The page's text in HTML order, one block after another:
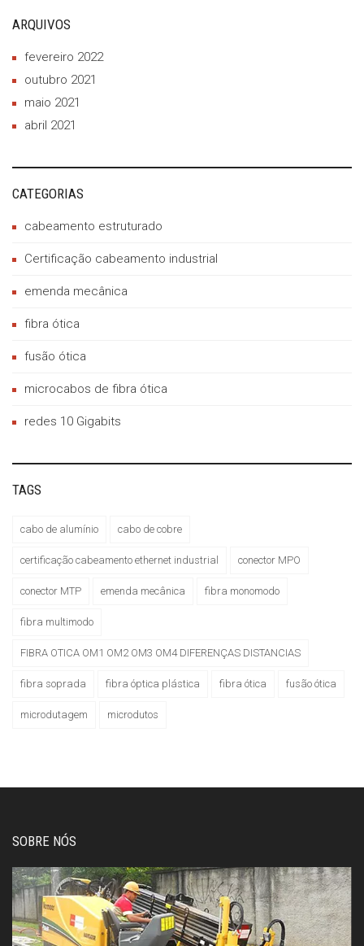
ARQUIVOS
fevereiro 2022
outubro 2021
maio 2021
abril 2021
CATEGORIAS
cabeamento estruturado
Certificação cabeamento industrial
emenda mecânica
fibra ótica
fusão ótica
microcabos de fibra ótica
redes 10 Gigabits
TAGS
cabo de alumínio cabo de cobre
certificação cabeamento ethernet industrial conector MPO
conector MTP emenda mecânica fibra monomodo
fibra multimodo
FIBRA OTICA OM1 OM2 OM3 OM4 DIFERENÇAS DISTANCIAS
fibra soprada fibra óptica plástica fibra ótica fusão ótica
microdutagem microdutos
SOBRE NÓS